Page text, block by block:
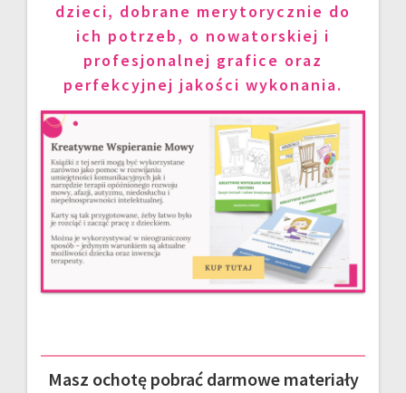
dzieci, dobrane merytorycznie do
ich potrzeb, o nowatorskiej i
profesjonalnej grafice oraz
perfekcyjnej jakości wykonania.
Masz ochotę pobrać darmowe materiały